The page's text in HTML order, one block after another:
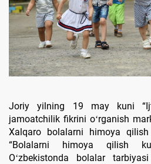
Joriy yilning 19 may kuni
jamoatchilik fikrini oʻrganish
Xalqaro bolalarni himoya
“Bolalarni himoya qilish
Oʻzbekistonda bolalar